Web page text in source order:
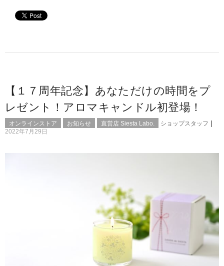
【１７周年記念】あなただけの時間をプ
レゼント！アロマキャンドル初登場！
オンラインストア お知らせ 直営店 Siesta Labo. ショップスタッフ |
2022年7月29日